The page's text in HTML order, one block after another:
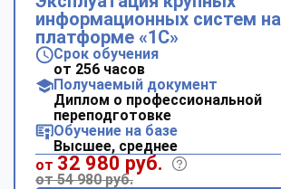
информационных систем на
платформе «1С»
Срок обучения
от 256 часов
Получаемый документ
Диплом о профессиональной
переподготовке
Обучение на базе
Высшее, среднее
от 32 980 руб.
от 54 980 руб.